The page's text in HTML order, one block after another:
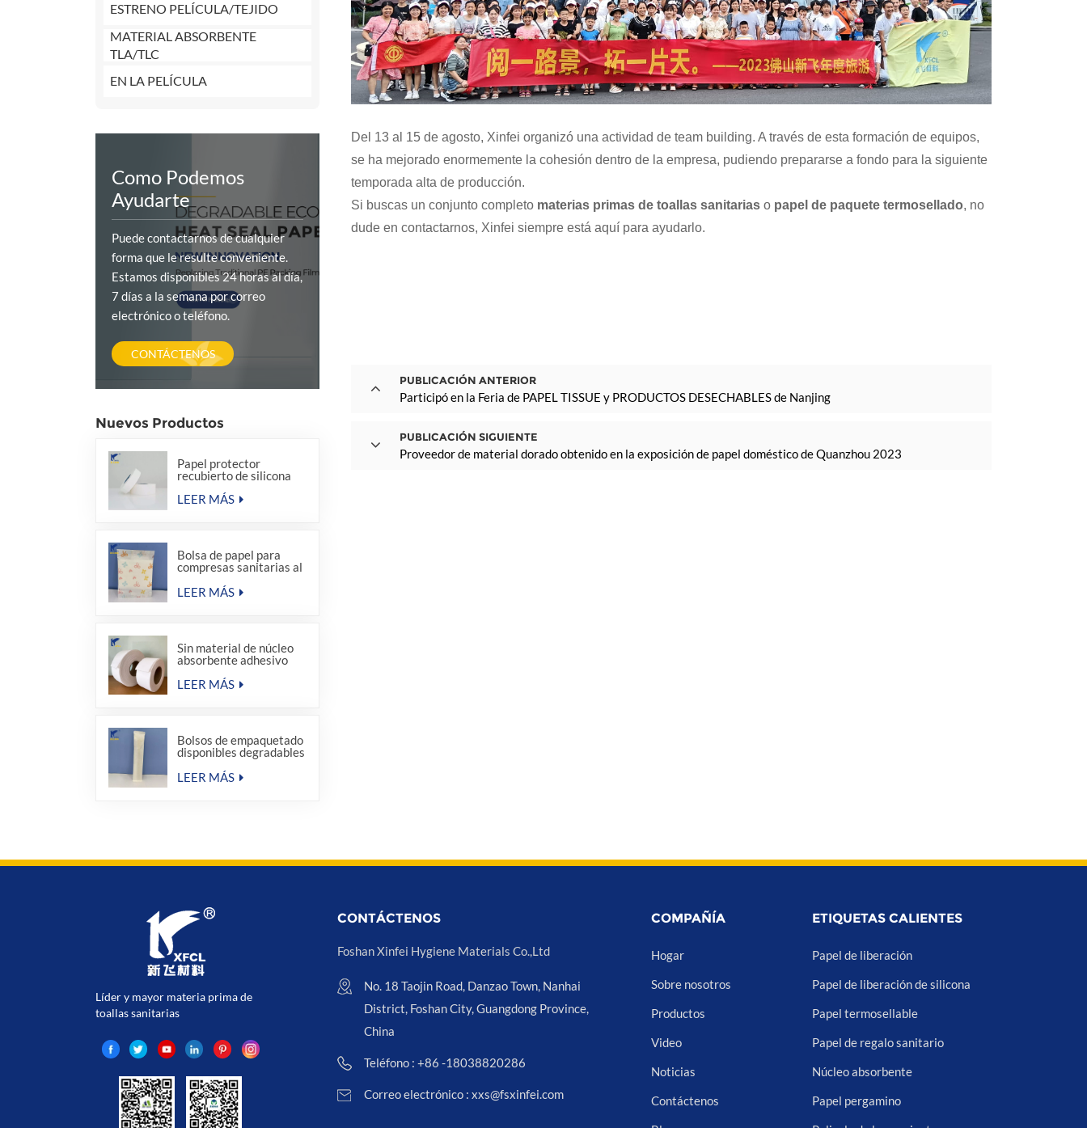
ESTRENO PELÍCULA/TEJIDO
MATERIAL ABSORBENTE
TLA/TLC
EN LA PELÍCULA
Como Podemos
Ayudarte
Puede contactarnos de cualquier
forma que le resulte conveniente.
Estamos disponibles 24 horas al día,
7 días a la semana por correo
electrónico o teléfono.
CONTÁCTENOS
Nuevos Productos
Papel protector
recubierto de silicona
LEER MÁS
Bolsa de papel para
compresas sanitarias al
LEER MÁS
Sin material de núcleo
absorbente adhesivo
compresas sanitarias
LEER MÁS
Bolsos de empaquetado
disponibles degradables
del sellado caliente del
equipo de amenidad del
LEER MÁS
Del 13 al 15 de agosto, Xinfei organizó una actividad de team building. A través de esta formación de equipos,
se ha mejorado enormemente la cohesión dentro de la empresa, pudiendo prepararse a fondo para la siguiente
temporada alta de producción.
Si buscas un conjunto completo materias primas de toallas sanitarias o papel de paquete termosellado, no
dude en contactarnos, Xinfei siempre está aquí para ayudarlo.
PUBLICACIÓN ANTERIOR
Participó en la Feria de PAPEL TISSUE y PRODUCTOS DESECHABLES de Nanjing
PUBLICACIÓN SIGUIENTE
Proveedor de material dorado obtenido en la exposición de papel doméstico de Quanzhou 2023
Líder y mayor materia prima de
toallas sanitarias
CONTÁCTENOS
Foshan Xinfei Hygiene Materials Co.,Ltd
No. 18 Taojin Road, Danzao Town, Nanhai
District, Foshan City, Guangdong Province,
China
Teléfono : +86 -18038820286
Correo electrónico : xxs@fsxinfei.com
COMPAÑÍA
Hogar
Sobre nosotros
Productos
Video
Noticias
Contáctenos
ETIQUETAS CALIENTES
Papel de liberación
Papel de liberación de silicona
Papel termosellable
Papel de regalo sanitario
Núcleo absorbente
Papel pergamino